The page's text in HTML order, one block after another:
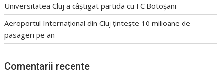
Universitatea Cluj a câștigat partida cu FC Botoșani
Aeroportul Internațional din Cluj țintește 10 milioane de
pasageri pe an
Comentarii recente